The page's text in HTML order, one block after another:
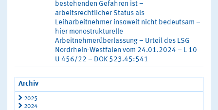
bestehenden Gefahren ist –
arbeitsrechtlicher Status als
Leiharbeitnehmer insoweit nicht bedeutsam –
hier monostrukturelle
Arbeitnehmerüberlassung – Urteil des LSG
Nordrhein-Westfalen vom 24.01.2024 – L 10
U 456/22 – DOK 523.45:541
Archiv
2025
2024